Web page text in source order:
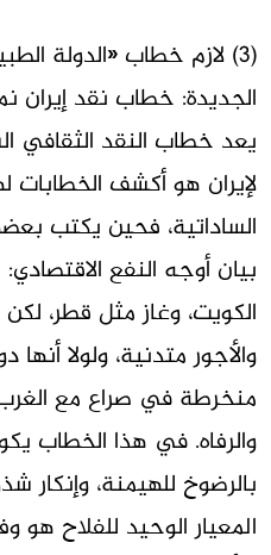
(3) لازم خطاب «الدولة
الجديدة: خطاب نقد إيران
يعد خطاب النقد الثقافي
لإيران هو أكشف الخطابات
الساداتية، فحين يكتب
بيان أوجه النفع
الكويت، وغاز مثل قطر،
والأجور متدنية، ولولا
منخرطة في صراع مع الغرب
والرفاه. في هذا الخطاب
بالرضوخ للهيمنة، وإنكار
المعيار الوحيد للفلاح هو